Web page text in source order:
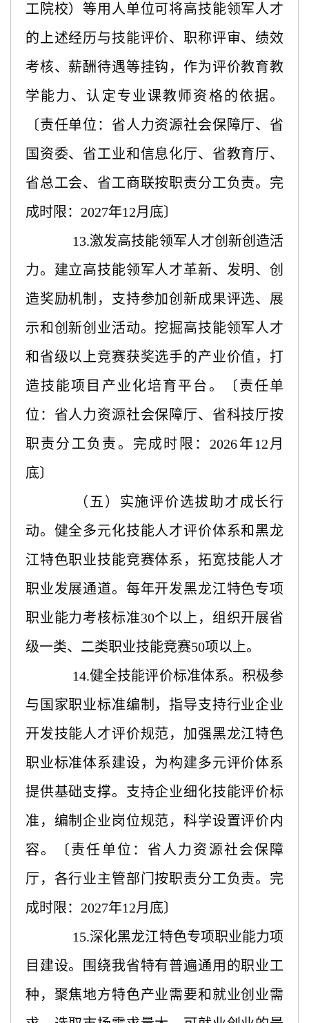
工院校）等用人单位可将高技能领军人才
的上述经历与技能评价、职称评审、绩效
考核、薪酬待遇等挂钩，作为评价教育教
学能力、认定专业课教师资格的依据。
〔责任单位：省人力资源社会保障厅、省
国资委、省工业和信息化厅、省教育厅、
省总工会、省工商联按职责分工负责。完
成时限：2027年12月底〕
13.激发高技能领军人才创新创造活
力。建立高技能领军人才革新、发明、创
造奖励机制，支持参加创新成果评选、展
示和创新创业活动。挖掘高技能领军人才
和省级以上竞赛获奖选手的产业价值，打
造技能项目产业化培育平台。〔责任单
位：省人力资源社会保障厅、省科技厅按
职责分工负责。完成时限：2026年12月
底〕
（五）实施评价选拔助才成长行
动。健全多元化技能人才评价体系和黑龙
江特色职业技能竞赛体系，拓宽技能人才
职业发展通道。每年开发黑龙江特色专项
职业能力考核标准30个以上，组织开展省
级一类、二类职业技能竞赛50项以上。
14.健全技能评价标准体系。积极参
与国家职业标准编制，指导支持行业企业
开发技能人才评价规范，加强黑龙江特色
职业标准体系建设，为构建多元评价体系
提供基础支撑。支持企业细化技能评价标
准，编制企业岗位规范，科学设置评价内
容。〔责任单位：省人力资源社会保障
厅，各行业主管部门按职责分工负责。完
成时限：2027年12月底〕
15.深化黑龙江特色专项职业能力项
目建设。围绕我省特有普遍通用的职业工
种，聚焦地方特色产业需要和就业创业需